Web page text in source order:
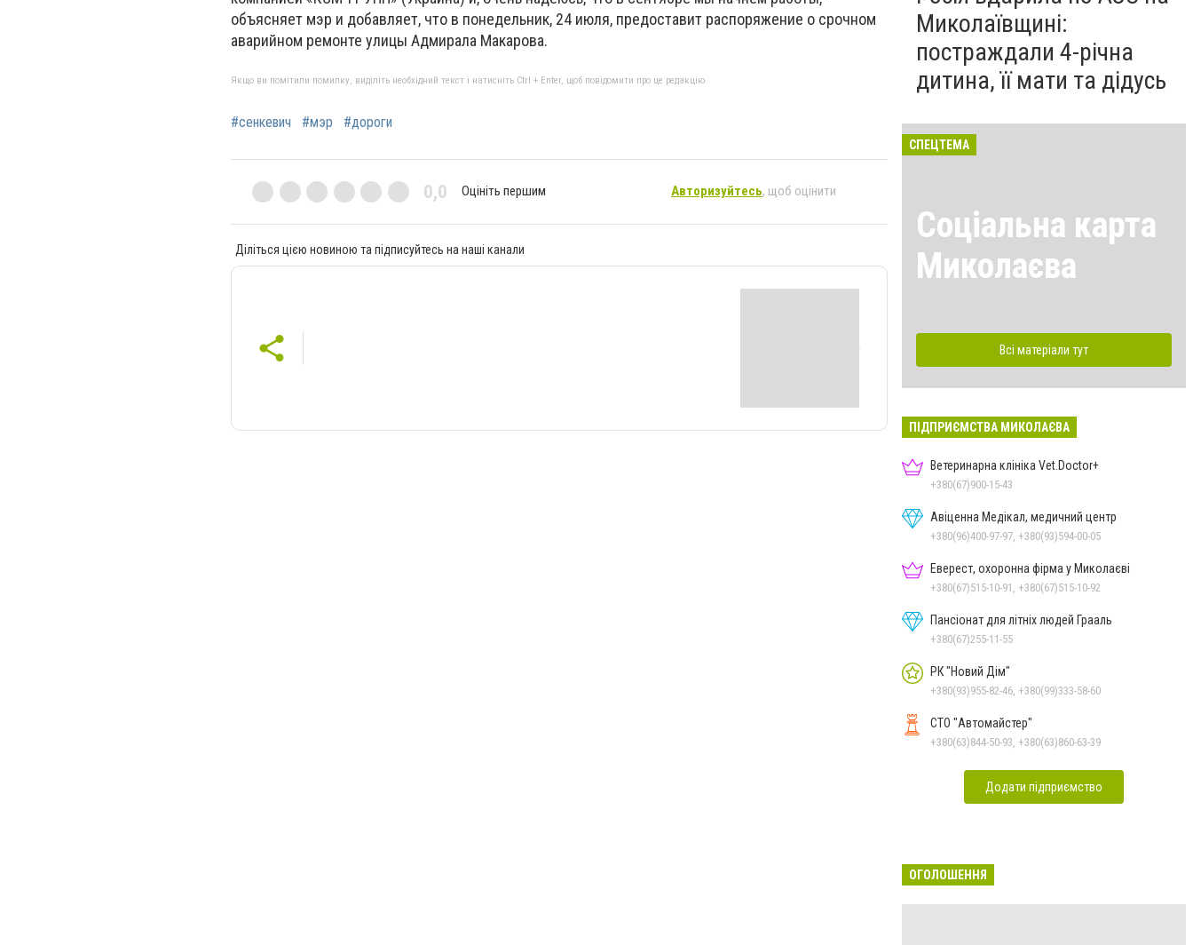
объясняет мэр и добавляет, что в понедельник, 24 июля, предоставит распоряжение о срочном
аварийном ремонте улицы Адмирала Макарова.
Якщо ви помітили помилку, виділіть необхідний текст і натисніть Ctrl + Enter, щоб повідомити про це редакцію
#сенкевич #мэр #дороги
0,0 Оцініть першим Авторизуйтесь, щоб оцінити
Діліться цією новиною та підписуйтесь на наші канали
Миколаївщині:
постраждали 4-річна
дитина, її мати та дідусь
СПЕЦТЕМА
Соціальна карта
Миколаєва
Всі матеріали тут
ПІДПРИЄМСТВА МИКОЛАЄВА
Ветеринарна клініка Vet.Doctor+
+380(67)900-15-43
Авіценна Медікал, медичний центр
+380(96)400-97-97, +380(93)594-00-05
Еверест, охоронна фірма у Миколаєві
+380(67)515-10-91, +380(67)515-10-92
Пансіонат для літніх людей Грааль
+380(67)255-11-55
РК "Новий Дім"
+380(93)955-82-46, +380(99)333-58-60
СТО "Автомайстер"
+380(63)844-50-93, +380(63)860-63-39
Додати підприємство
ОГОЛОШЕННЯ